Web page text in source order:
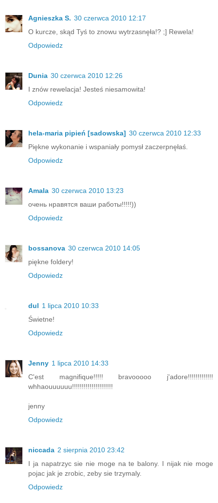
Agnieszka S. 30 czerwca 2010 12:17
O kurcze, skąd Tyś to znowu wytrzasnęła!? ;] Rewela!
Odpowiedz
Dunia 30 czerwca 2010 12:26
I znów rewelacja! Jesteś niesamowita!
Odpowiedz
hela-maria pipień [sadowska] 30 czerwca 2010 12:33
Piękne wykonanie i wspaniały pomysł zaczerpnęłaś.
Odpowiedz
Amala 30 czerwca 2010 13:23
очень нравятся ваши работы!!!!!))
Odpowiedz
bossanova 30 czerwca 2010 14:05
piękne foldery!
Odpowiedz
dul 1 lipca 2010 10:33
Świetne!
Odpowiedz
Jenny 1 lipca 2010 14:33
C'est magnifique!!!!! bravooooo j'adore!!!!!!!!!!!!!
whhaouuuuuu!!!!!!!!!!!!!!!!!!!!!
jenny
Odpowiedz
niccada 2 sierpnia 2010 23:42
I ja napatrzyc sie nie moge na te balony. I nijak nie moge
pojac jak je zrobic, zeby sie trzymaly.
Odpowiedz